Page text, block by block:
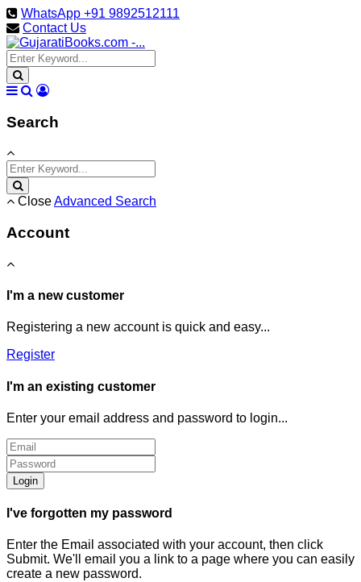
WhatsApp +91 9892512111
Contact Us
Search
CloseAdvanced Search
Account
I'm a new customer
Registering a new account is quick and easy...
Register
I'm an existing customer
Enter your email address and password to login...
Login
I've forgotten my password
Enter the Email associated with your account, then click
Submit. We'll email you a link to a page where you can easily
create a new password.